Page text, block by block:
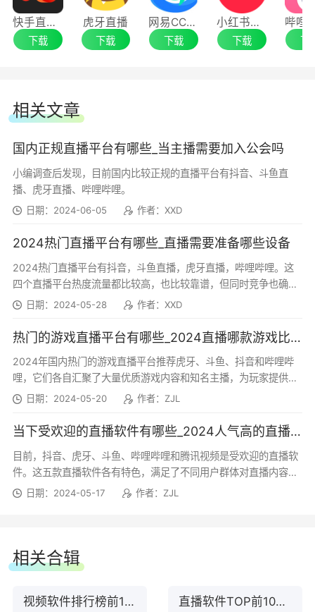
使用教程
如何在斗鱼直播间发送弹幕？
步骤1、进入斗鱼直播客户端，点击右上角【人物
头像】进行登录 。
斗鱼直播 8.6.9
斗鱼直播 8.6.8.3
修复已知Bug，优化客户端对新系统兼容性
斗鱼直播 8.6.0.10
优化用户体验
【优化】直播间pk条允许关闭
【优化】语音直播间完善开播设置
【优化】多人连麦时直播间展示调整
斗鱼直播 8.4.8.5
【修复】修复了若干功能体验问题
【优化】优化语音直播间功能体验
斗鱼直播 6.0.2.1
快手直播伴侣
下载
虎牙直播
下载
网易CC直播
下载
小红书直播助手64位
下载 下
相关文章
国内正规直播平台有哪些_当主播需要加入公会吗
小编调查后发现，目前国内比较正规的直播平台有抖音、斗鱼直
播、虎牙直播、哔哩哔哩。
日期：2024-06-05 作者：XXD
2024热门直播平台有哪些_直播需要准备哪些设备
2024热门直播平台有抖音，斗鱼直播，虎牙直播，哔哩哔哩。这
四个直播平台热度流量都比较高，也比较靠谱，但同时竞争也确实
激烈，小伙伴们可以先尝试一下，找到适合自己...
日期：2024-05-28 作者：XXD
热门的游戏直播平台有哪些_2024直播哪款游戏比较好
2024年国内热门的游戏直播平台推荐虎牙、斗鱼、抖音和哔哩哔
哩，它们各自汇聚了大量优质游戏内容和知名主播，为玩家提供了
丰富多彩的游戏直播体验。
日期：2024-05-20 作者：ZJL
当下受欢迎的直播软件有哪些_2024人气高的直播软件排行榜
目前，抖音、虎牙、斗鱼、哔哩哔哩和腾讯视频是受欢迎的直播软
件。这五款直播软件各有特色，满足了不同用户群体对直播内容的
多样化需求，从游戏竞技到泛娱乐，再到专业内容...
日期：2024-05-17 作者：ZJL
相关合辑
视频软件排行榜前10名下载 直播软件TOP前10名下载